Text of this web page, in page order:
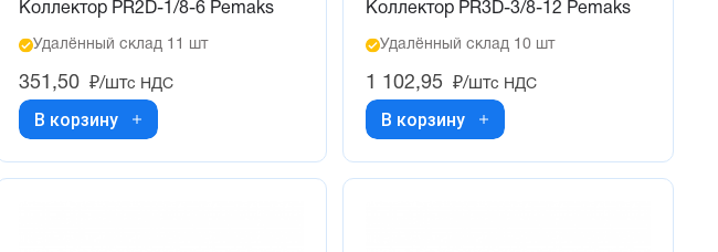
Коллектор PR2D-1/8-6 Pemaks
Удалённый склад 11 шт
351,50 ₽/штс НДС
В корзину
Коллектор PR3D-3/8-12 Pemaks
Удалённый склад 10 шт
1 102,95 ₽/штс НДС
В корзину